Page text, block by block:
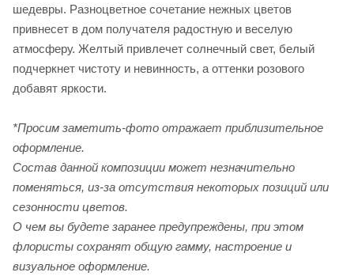
шедевры. Разноцветное сочетание нежных цветов
привнесет в дом получателя радостную и веселую
атмосферу. Желтый привлечет солнечный свет, белый
подчеркнет чистоту и невинность, а оттенки розового
добавят яркости.
*Просим заметить-фото отражает приблизительное
оформление.
Cостав данной композиции может незначительно
поменяться, из-за отсутствия некоторых позиций или
сезонности цветов.
О чем вы будете заранее предупреждены, при этом
флористы сохранят общую гамму, настроение и
визуальное оформление.